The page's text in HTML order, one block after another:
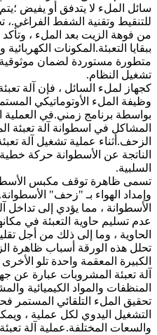
سائل الملء لا يتدفق أو يفيض
للتنقيط وتقنية الشفط
من فوهة الزيت بعد الملء ،
ببقايا التعبئة.المكونات
متطورة مستوردة لضمان موثوقية
تشغيل النظام.
كجهاز لملء السائل ، فإن آلة
وظيفة الملء الأوتوماتيكي
بواسطة برنامج زمني.في
المشاكل في اسطوانة آلة
الزحف.أثناء عملية تشغيل آلة
الناتجة عن الأسطوانة حركة
السلبية.
تسمى ظاهرة توقف مكبس
وإمداد الهواء بـ "زحف"
الأسطوانة ، مما يؤدي إلى تداخل
عدم تسليم حاوية التعبئة في
الحاوية ، وما إلى ذلك من أجل
تحلل هذه الورقة أسباب ظاهرة
الكبيرة المعقمة واحدة تلو
آلة تعبئة المشروبات عبارة عن
المنظفات والمواد الكيميائية
تحقيق الملء التلقائي المستمر
التشغيل اليدوي لكل عملية ،
والسعات المختلفة.عملية آلة